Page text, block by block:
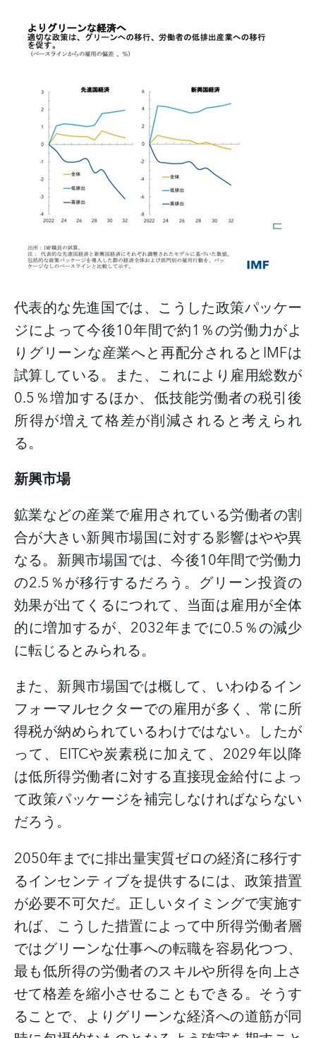
代表的な先進国では、こうした政策パッケー
ジによって今後10年間で約1％の労働力がよ
りグリーンな産業へと再配分されるとIMFは
試算している。また、これにより雇用総数が
0.5％増加するほか、低技能労働者の税引後
所得が増えて格差が削減されると考えられ
る。
新興市場
鉱業などの産業で雇用されている労働者の割
合が大きい新興市場国に対する影響はやや異
なる。新興市場国では、今後10年間で労働力
の2.5％が移行するだろう。グリーン投資の
効果が出てくるにつれて、当面は雇用が全体
的に増加するが、2032年までに0.5％の減少
に転じるとみられる。
また、新興市場国では概して、いわゆるイン
フォーマルセクターでの雇用が多く、常に所
得税が納められているわけではない。したが
って、 EITCや炭素税に加えて、2029年以降
は低所得労働者に対する直接現金給付によっ
て政策パッケージを補完しなければならない
だろう。
2050年までに排出量実質ゼロの経済に移行す
るインセンティブを提供するには、政策措置
が必要不可欠だ。正しいタイミングで実施す
れば、こうした措置によって中所得労働者層
ではグリーンな仕事への転職を容易化つつ、
最も低所得の労働者のスキルや所得を向上さ
せて格差を縮小させることもできる。そうす
ることで、よりグリーンな経済への道筋が同